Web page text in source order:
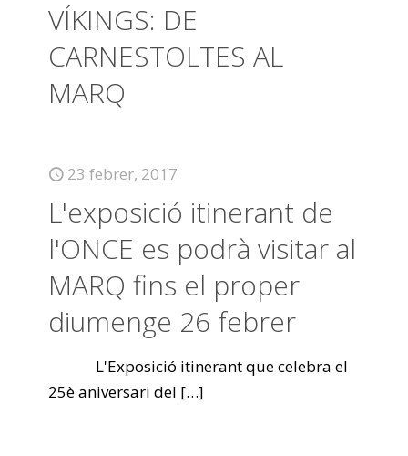
VÍKINGS: DE
CARNESTOLTES AL
MARQ
23 febrer, 2017
L'exposició itinerant de
l'ONCE es podrà visitar al
MARQ fins el proper
diumenge 26 febrer
L'Exposició itinerant que celebra el
25è aniversari del […]